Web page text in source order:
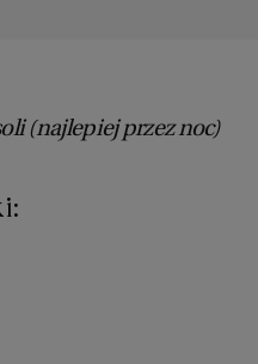
(najlepiej przez noc)